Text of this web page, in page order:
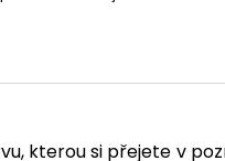
kterou si přejete v